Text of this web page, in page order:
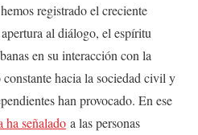
registrado el creciente
al diálogo, el espíritu
en su interacción con la
hacia la sociedad civil y
han provocado. En ese
ha señalado a las personas